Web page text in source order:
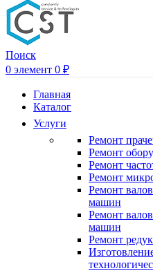
Поиск
0 элемент 0 ₽
Главная
Каталог
Услуги
Ремонт
Ремонт
Ремонт
Ремонт
Ремонт
машин
Ремонт
машин
Ремонт